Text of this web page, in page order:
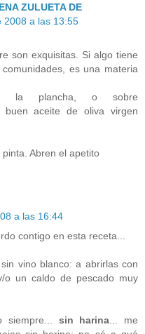
ZULUETA DE
2008 a las 13:55
son exquisitas. Si algo tiene
es una materia
la plancha, o sobre
buen aceite de oliva virgen
Abren el apetito
a las 16:44
contigo en esta receta...
vino blanco: a abrirlas con
un caldo de pescado muy
siempre... sin harina ... me